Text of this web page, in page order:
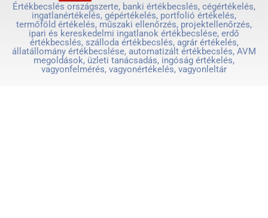
Értékbecslés országszerte, banki értékbecslés, cégértékelés,
ingatlanértékelés, gépértékelés, portfolió értékelés,
termőföld értékelés, műszaki ellenőrzés, projektellenőrzés,
ipari és kereskedelmi ingatlanok értékbecslése, erdő
értékbecslés, szálloda értékbecslés, agrár értékelés,
állatállomány értékbecslése, automatizált értékbecslés, AVM
megoldások, üzleti tanácsadás, ingóság értékelés,
vagyonfelmérés, vagyonértékelés, vagyonleltár